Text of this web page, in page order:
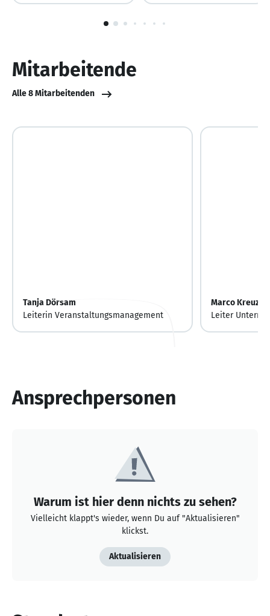
1
Mitarbeitende
Alle 8 Mitarbeitenden
Tanja Dörsam
Leiterin Veranstaltungsmanagement
Marco Kreuzer
Leiter
Ansprechpersonen
Warum ist hier denn nichts zu sehen?
Vielleicht klappt's wieder, wenn Du auf "Aktualisieren"
klickst.
Aktualisieren